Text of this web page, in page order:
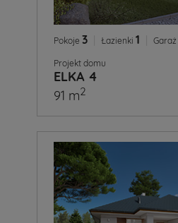
Pokoje 3 Łazienki 1 Garaż
Projekt domu
ELKA 4
91 m2